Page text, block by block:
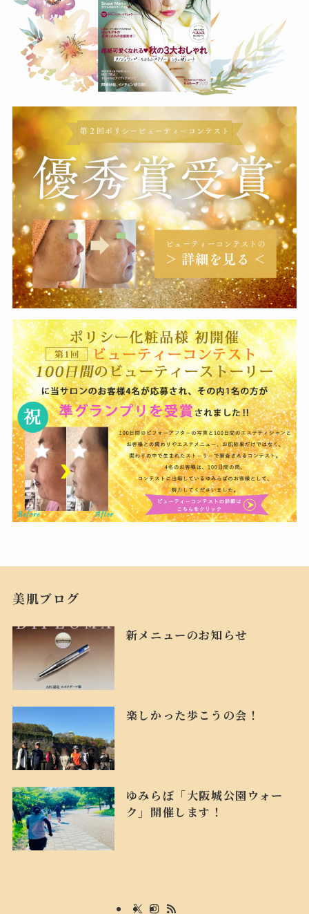
美肌ブログ
新メニューのお知らせ
楽しかった歩こうの会！
ゆみらぼ「大阪城公園ウォー
ク」開催します！